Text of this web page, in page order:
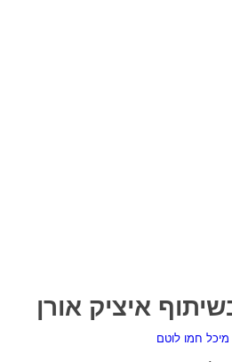
איציק אורן
חמו לוטם